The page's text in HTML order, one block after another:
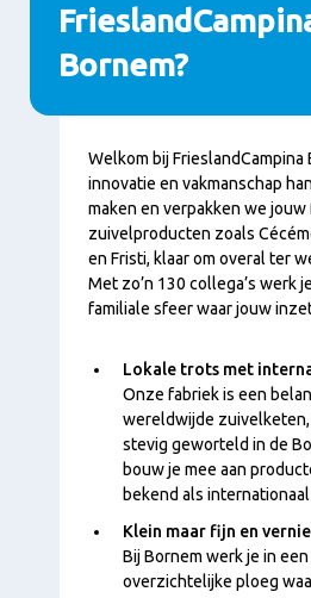
Bornem?
Conţinut
Welkom bij FrieslandCampina
innovatie en vakmanschap
maken en verpakken we
zuivelproducten zoals
en Fristi, klaar om overal ter
Met zo’n 130 collega’s werk
familiale sfeer waar jouw
Lokale trots met
Onze fabriek is een
wereldwijde zuivelketen,
stevig geworteld in de
bouw je mee aan
bekend als
Klein maar fijn en
Bij Bornem werk je in
overzichtelijke ploeg